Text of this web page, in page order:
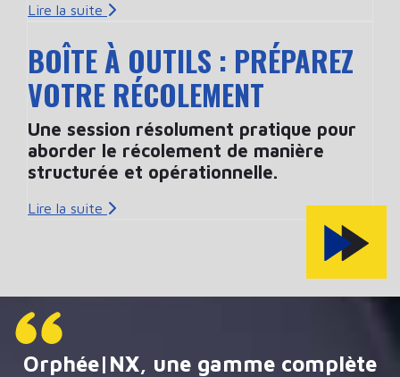
Lire la suite
BOÎTE À OUTILS : PRÉPAREZ
VOTRE RÉCOLEMENT
Une session résolument pratique pour
aborder le récolement de manière
structurée et opérationnelle.
Lire la suite
Orphée|NX, une gamme complète